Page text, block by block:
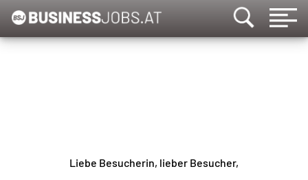
Liebe Besucherin, lieber Besucher,